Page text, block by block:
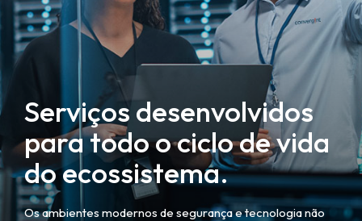
Serviços desenvolvidos
para todo o ciclo de vida
do ecossistema.
Os ambientes modernos de segurança e tecnologia não